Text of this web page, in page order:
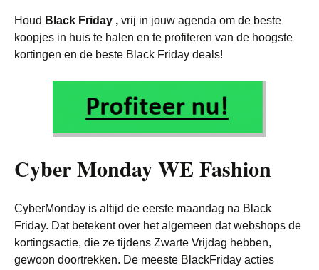
Houd Black Friday , vrij in jouw agenda om de beste
koopjes in huis te halen en te profiteren van de hoogste
kortingen en de beste Black Friday deals!
Cyber Monday WE Fashion
CyberMonday is altijd de eerste maandag na Black
Friday. Dat betekent over het algemeen dat webshops de
kortingsactie, die ze tijdens Zwarte Vrijdag hebben,
gewoon doortrekken. De meeste BlackFriday acties